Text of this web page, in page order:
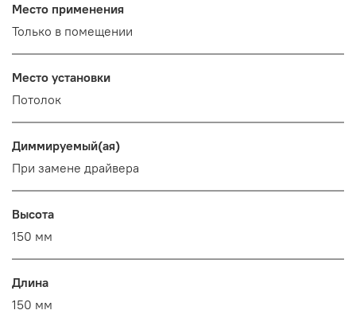
Место применения
Только в помещении
Место установки
Потолок
Диммируемый(ая)
При замене драйвера
Высота
150 мм
Длина
150 мм